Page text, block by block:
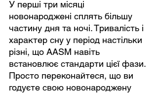
У перші три місяці
новонароджені сплять більшу
частину дня та ночі. Тривалість і
характер сну у період настільки
різні, що AASM навіть
встановлює стандарти цієї фази.
Просто переконайтеся, що ви
годуєте свою новонароджену